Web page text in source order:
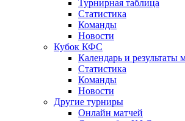
Турнирная таблица
Статистика
Команды
Новости
Кубок КФС
Календарь и результаты
Статистика
Команды
Новости
Другие турниры
Онлайн матчей